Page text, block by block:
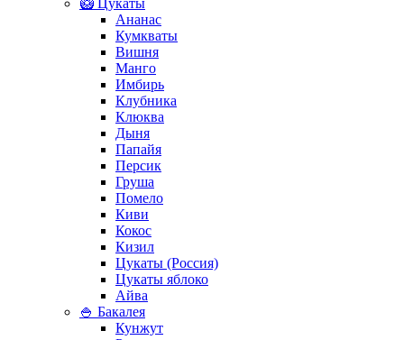
🥝 Цукаты
Ананас
Кумкваты
Вишня
Манго
Имбирь
Клубника
Клюква
Дыня
Папайя
Персик
Груша
Помело
Киви
Кокос
Кизил
Цукаты (Россия)
Цукаты яблоко
Айва
🍚 Бакалея
Кунжут